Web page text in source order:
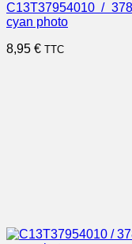
C13T37954010 /
cyan photo
8,95 € TTC